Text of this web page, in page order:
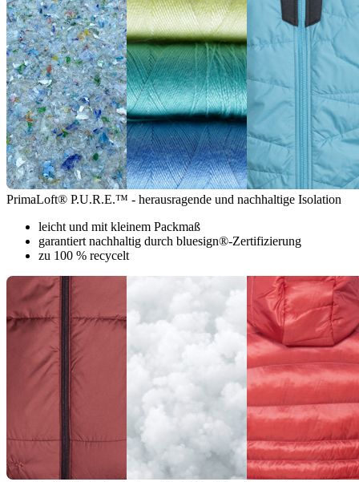
PrimaLoft® P.U.R.E.™ - herausragende und nachhaltige Isolation
leicht und mit kleinem Packmaß
garantiert nachhaltig durch bluesign®-Zertifizierung
zu 100 % recycelt